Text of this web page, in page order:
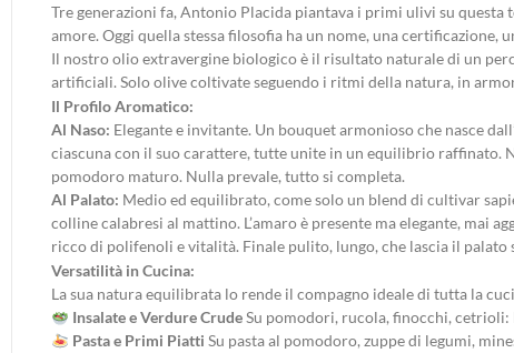
Tre generazioni fa, Antonio Placida piantava i primi ulivi su questa
amore. Oggi quella stessa filosofia ha un nome, una certificazione,
Il nostro olio extravergine biologico è il risultato naturale di un
artificiali. Solo olive coltivate seguendo i ritmi della natura, in
Il Profilo Aromatico:
Al Naso: Elegante e invitante. Un bouquet armonioso che nasce
ciascuna con il suo carattere, tutte unite in un equilibrio raffinato.
pomodoro maturo. Nulla prevale, tutto si completa.
Al Palato: Medio ed equilibrato, come solo un blend di cultivar
colline calabresi al mattino. L’amaro è presente ma elegante, mai
ricco di polifenoli e vitalità. Finale pulito, lungo, che lascia il palato
Versatilità in Cucina:
La sua natura equilibrata lo rende il compagno ideale di tutta la
Insalate e Verdure CrudeSu pomodori, rucola, finocchi, cetrioli:
Pasta e Primi Piatti Su pasta al pomodoro, zuppe di legumi,